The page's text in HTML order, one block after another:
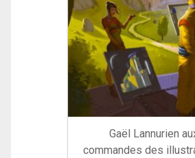
Gaël Lannurien
commandes des